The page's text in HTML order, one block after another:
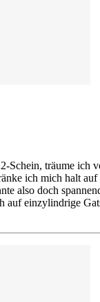
Schein, träume ich
ich mich halt
also doch
auf einzylindrige